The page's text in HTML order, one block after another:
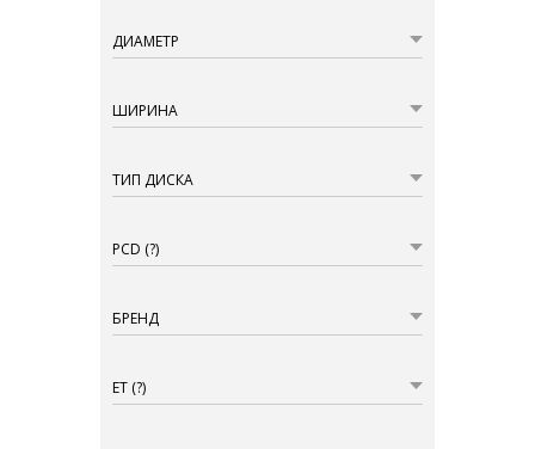
ДИАМЕТР
ШИРИНА
ТИП ДИСКА
PCD (?)
БРЕНД
ET (?)